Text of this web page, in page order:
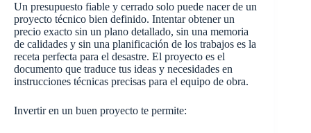
Un presupuesto fiable y cerrado solo puede nacer de un
proyecto técnico bien definido. Intentar obtener un
precio exacto sin un plano detallado, sin una memoria
de calidades y sin una planificación de los trabajos es la
receta perfecta para el desastre. El proyecto es el
documento que traduce tus ideas y necesidades en
instrucciones técnicas precisas para el equipo de obra.
Invertir en un buen proyecto te permite: